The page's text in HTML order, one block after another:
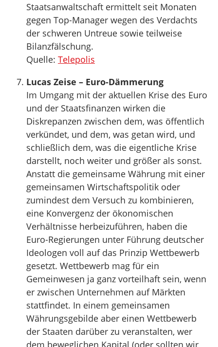
Staatsanwaltschaft ermittelt seit Monaten
gegen Top-Manager wegen des Verdachts
der schweren Untreue sowie teilweise
Bilanzfälschung.
Quelle: Telepolis
Lucas Zeise – Euro-Dämmerung
Im Umgang mit der aktuellen Krise des Euro
und der Staatsfinanzen wirken die
Diskrepanzen zwischen dem, was öffentlich
verkündet, und dem, was getan wird, und
schließlich dem, was die eigentliche Krise
darstellt, noch weiter und größer als sonst.
Anstatt die gemeinsame Währung mit einer
gemeinsamen Wirtschaftspolitik oder
zumindest dem Versuch zu kombinieren,
eine Konvergenz der ökonomischen
Verhältnisse herbeizuführen, haben die
Euro-Regierungen unter Führung deutscher
Ideologen voll auf das Prinzip Wettbewerb
gesetzt. Wettbewerb mag für ein
Gemeinwesen ja ganz vorteilhaft sein, wenn
er zwischen Unternehmen auf Märkten
stattfindet. In einem gemeinsamen
Währungsgebilde aber einen Wettbewerb
der Staaten darüber zu veranstalten, wer
dem beweglichen Kapital (oder sollten wir